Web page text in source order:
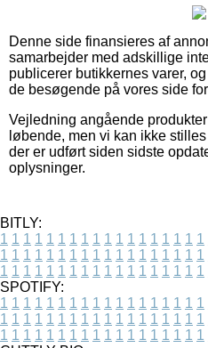
Denne side finansieres af
samarbejder med adskillige
publicerer butikkernes varer,
de besøgende på vores side
Vejledning angående
løbende, men vi kan ikke
der er udført siden sidste
oplysninger.
BITLY:
1 1 1 1 1 1 1 1 1 1 1 1 1 1 1 1 1 1
1 1 1 1 1 1 1 1 1 1 1 1 1 1 1 1 1 1
1 1 1 1 1 1 1 1 1 1 1 1 1 1 1 1 1 1
SPOTIFY:
1 1 1 1 1 1 1 1 1 1 1 1 1 1 1 1 1 1
1 1 1 1 1 1 1 1 1 1 1 1 1 1 1 1 1 1
1 1 1 1 1 1 1 1 1 1 1 1 1 1 1 1 1 1